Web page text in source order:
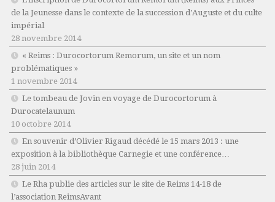
de la Jeunesse dans le contexte de la succession d’Auguste et du culte
impérial
28 novembre 2014
« Reims : Durocortorum Remorum, un site et un nom
problématiques »
1 novembre 2014
Le tombeau de Jovin en voyage de Durocortorum à
Durocatelaunum
10 octobre 2014
En souvenir d’Olivier Rigaud décédé le 15 mars 2013 : une
exposition à la bibliothèque Carnegie et une conférence…
28 juin 2014
Le Rha publie des articles sur le site de Reims 14-18 de
l’association ReimsAvant